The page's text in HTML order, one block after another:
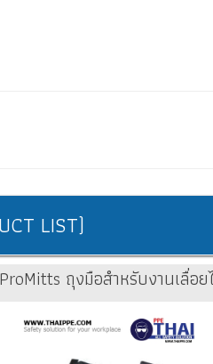
LIST)
ถุงมือสำหรับงานเลื่อย